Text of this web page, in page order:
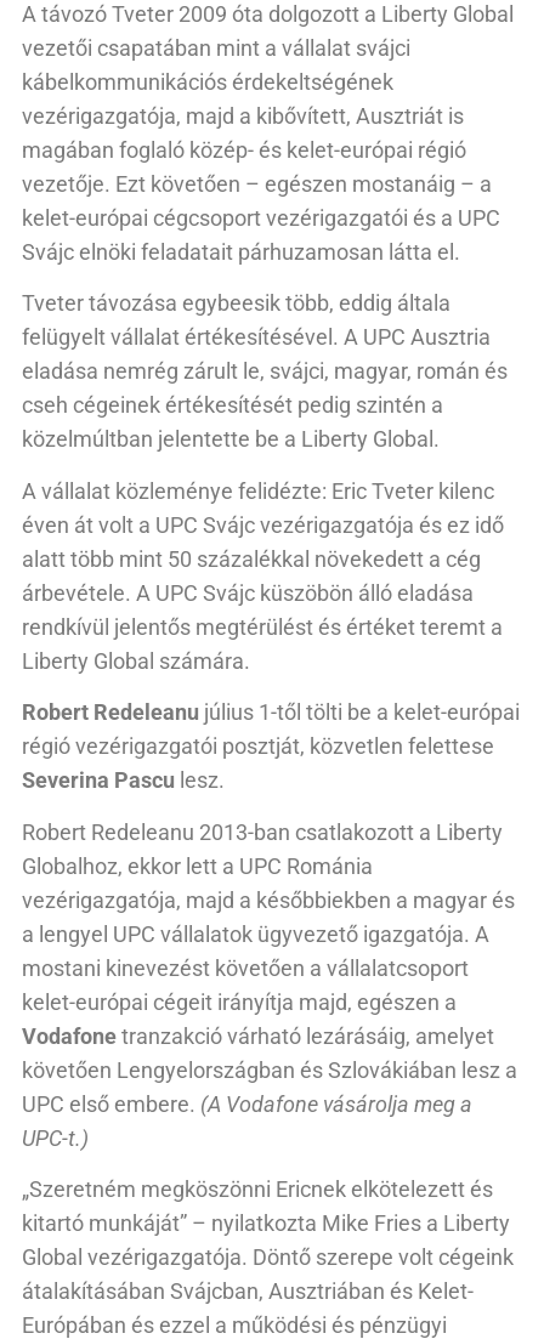
A távozó Tveter 2009 óta dolgozott a Liberty Global
vezetői csapatában mint a vállalat svájci
kábelkommunikációs érdekeltségének
vezérigazgatója, majd a kibővített, Ausztriát is
magában foglaló közép- és kelet-európai régió
vezetője. Ezt követően – egészen mostanáig – a
kelet-európai cégcsoport vezérigazgatói és a UPC
Svájc elnöki feladatait párhuzamosan látta el.
Tveter távozása egybeesik több, eddig általa
felügyelt vállalat értékesítésével. A UPC Ausztria
eladása nemrég zárult le, svájci, magyar, román és
cseh cégeinek értékesítését pedig szintén a
közelmúltban jelentette be a Liberty Global.
A vállalat közleménye felidézte: Eric Tveter kilenc
éven át volt a UPC Svájc vezérigazgatója és ez idő
alatt több mint 50 százalékkal növekedett a cég
árbevétele. A UPC Svájc küszöbön álló eladása
rendkívül jelentős megtérülést és értéket teremt a
Liberty Global számára.
Robert Redeleanu július 1-től tölti be a kelet-európai
régió vezérigazgatói posztját, közvetlen felettese
Severina Pascu lesz.
Robert Redeleanu 2013-ban csatlakozott a Liberty
Globalhoz, ekkor lett a UPC Románia
vezérigazgatója, majd a későbbiekben a magyar és
a lengyel UPC vállalatok ügyvezető igazgatója. A
mostani kinevezést követően a vállalatcsoport
kelet-európai cégeit irányítja majd, egészen a
Vodafonetranzakció várható lezárásáig, amelyet
követően Lengyelországban és Szlovákiában lesz a
UPC első embere. (A Vodafone vásárolja meg a
UPC-t.)
„Szeretném megköszönni Ericnek elkötelezett és
kitartó munkáját” – nyilatkozta Mike Fries a Liberty
Global vezérigazgatója. Döntő szerepe volt cégeink
átalakításában Svájcban, Ausztriában és Kelet-
Európában és ezzel a működési és pénzügyi